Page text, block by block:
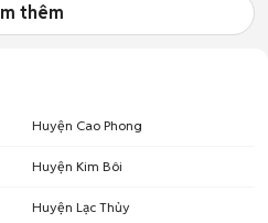
thêm
Huyện Cao Phong
Huyện Kim Bôi
Huyện Lạc Thủy